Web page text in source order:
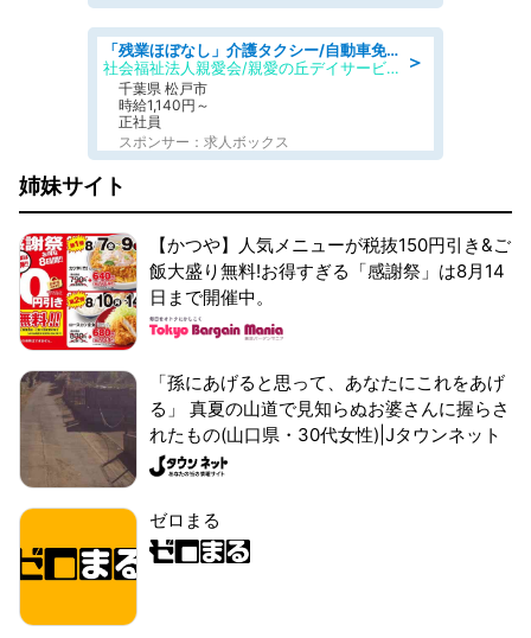
＞
「残業ほぼなし」介護タクシー/自動車免許必須/正職員/日勤のみ/デイサービス
社会福祉法人親愛会/親愛の丘デイサービス
千葉県 松戸市
時給1,140円～
正社員
スポンサー：求人ボックス
姉妹サイト
【かつや】人気メニューが税抜150円引き&ご
飯大盛り無料!お得すぎる「感謝祭」は8月14
日まで開催中。
「孫にあげると思って、あなたにこれをあげ
る」 真夏の山道で見知らぬお婆さんに握らさ
れたもの(山口県・30代女性)|Jタウンネット
ゼロまる